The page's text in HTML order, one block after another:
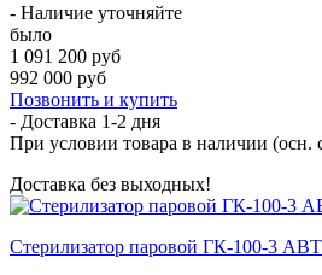
- Наличие уточняйте
было
1 091 200 руб
992 000 руб
Позвонить и купить
- Доставка 1-2 дня
При условии товара в наличии (осн.
Доставка без выходных!
Стерилизатор паровой ГК-100-3